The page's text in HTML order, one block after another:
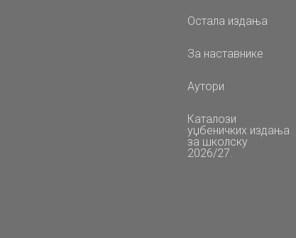
Остала издања
За наставнике
Аутори
Каталози
уџбеничких издања
за школску
2026/27.